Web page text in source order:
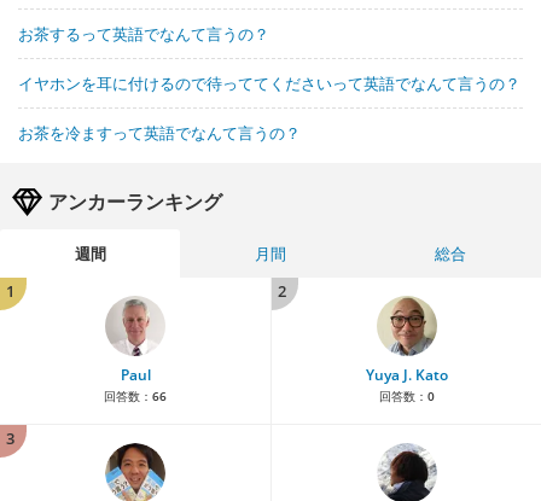
お茶するって英語でなんて言うの？
イヤホンを耳に付けるので待っててくださいって英語でなんて言うの？
お茶を冷ますって英語でなんて言うの？
アンカーランキング
週間 月間
総合
1
Paul
回答数： 66
2
Yuya J. Kato
回答数： 0
3